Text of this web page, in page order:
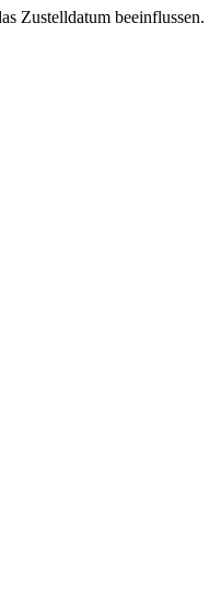
Zustelldatum beeinflussen.